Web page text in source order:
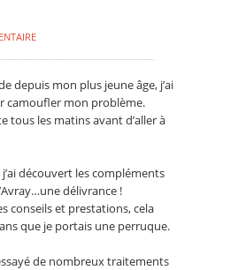
depuis mon plus jeune âge, j’ai
camoufler mon problème.
tous les matins avant d’aller à
j’ai découvert les compléments
délivrance !
conseils et prestations, cela
que je portais une perruque.
de nombreux traitements